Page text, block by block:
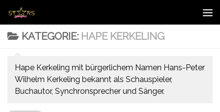
Zum Inhalt springen
KATEGORIE: HAPE KERKELING
Hape Kerkeling mit bürgerlichem Namen Hans-Peter
Wilhelm Kerkeling bekannt als Schauspieler,
Buchautor, Synchronsprecher und Sänger.